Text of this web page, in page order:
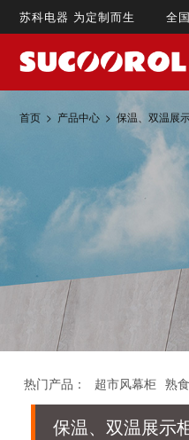
苏科电器 为定制而生 全
首页 > 产品中心 > 保温、双温展
热门产品： 超市风幕柜 熟
保温、双温展示